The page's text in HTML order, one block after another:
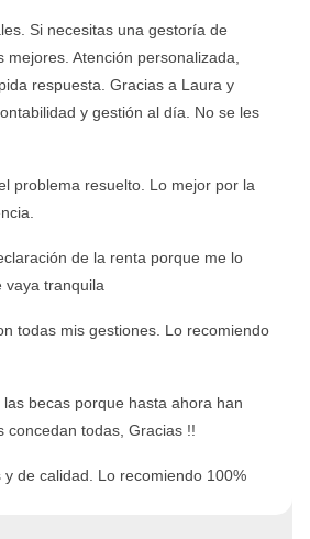
Si necesitas una gestoría de
Atención personalizada,
respuesta. Gracias a Laura y
y gestión al día. No se les
problema resuelto. Lo mejor por la
de la renta porque me lo
vaya tranquila
todas mis gestiones. Lo recomiendo
becas porque hasta ahora han
concedan todas, Gracias !!
de calidad. Lo recomiendo 100%